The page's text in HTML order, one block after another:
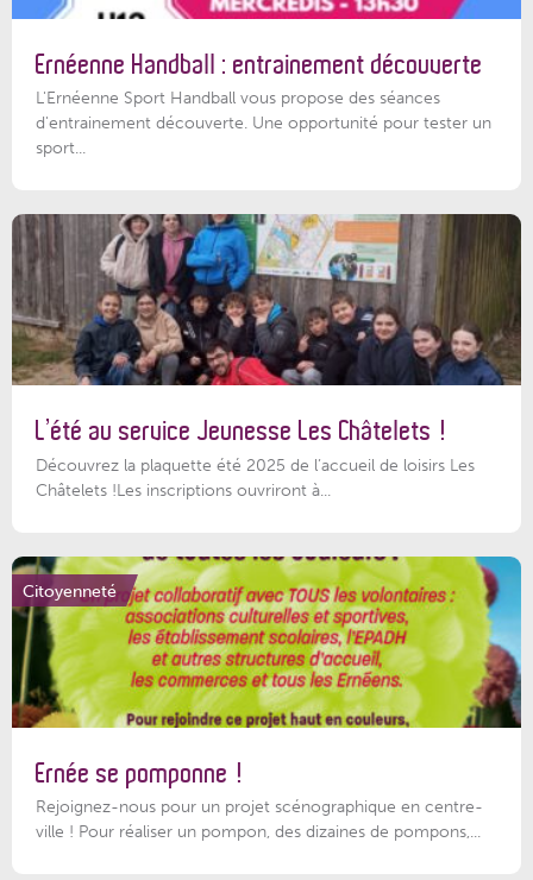
Ernéenne Handball : entrainement découverte
L'Ernéenne Sport Handball vous propose des séances
d'entrainement découverte. Une opportunité pour tester un
sport...
L’été au service Jeunesse Les Châtelets !
Découvrez la plaquette été 2025 de l’accueil de loisirs Les
Châtelets !Les inscriptions ouvriront à...
Citoyenneté
Ernée se pomponne !
Rejoignez-nous pour un projet scénographique en centre-
ville ! Pour réaliser un pompon, des dizaines de pompons,...